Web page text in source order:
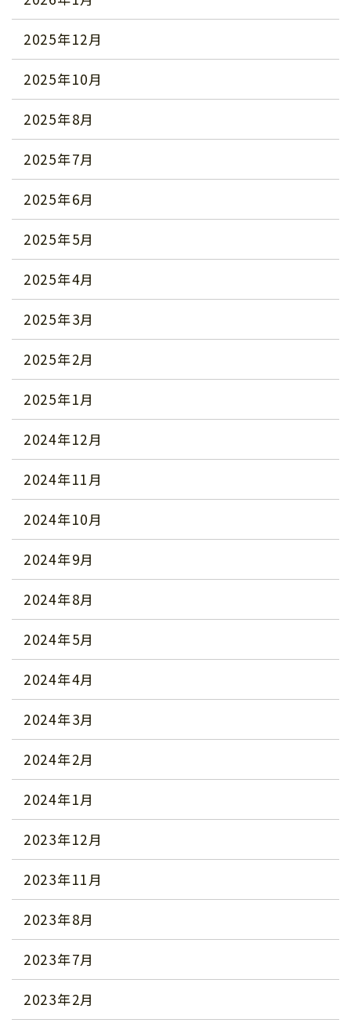
2025年12月
2025年10月
2025年8月
2025年7月
2025年6月
2025年5月
2025年4月
2025年3月
2025年2月
2025年1月
2024年12月
2024年11月
2024年10月
2024年9月
2024年8月
2024年5月
2024年4月
2024年3月
2024年2月
2024年1月
2023年12月
2023年11月
2023年8月
2023年7月
2023年2月